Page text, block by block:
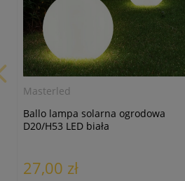
Masterled
Ballo lampa solarna ogrodowa
D20/H53 LED biała
27,00 zł